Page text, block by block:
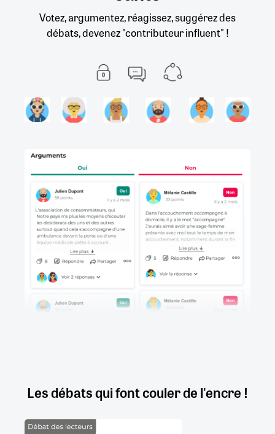
Votez, argumentez, réagissez, suggérez des
débats, devenez "contributeur influent" !
Les débats qui font couler de l'encre !